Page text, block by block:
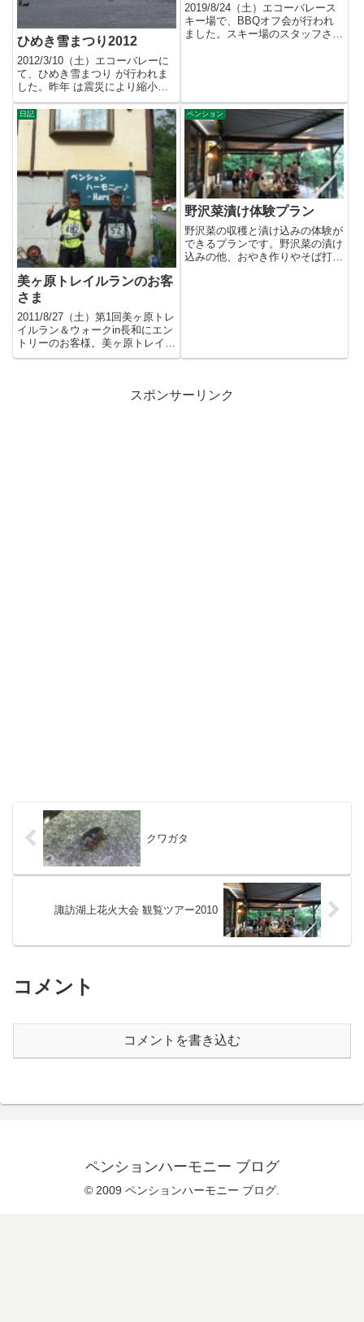
ひめき雪まつり2012
2012/3/10（土）エコーバレーに
て、ひめき雪まつり が行われま
した。昨年 は震災により縮小し
て行われましたが、今年...
2019/8/24（土）エコーバレース
キー場で、BBQオフ会が行われ
ました。スキー場のスタッフさん
日記
美ヶ原トレイルランのお客
さま
2011/8/27（土）第1回美ヶ原トレ
イルラン＆ウォークin長和にエン
トリーのお客様。美ヶ原トレイル
ラン＆ウォークin...
ペンション
野沢菜漬け体験プラン
野沢菜の収穫と漬け込みの体験が
できるプランです。野沢菜の漬け
込みの他、おやき作りやそば打ち
スポンサーリンク
クワガタ
諏訪湖上花火大会 観覧ツアー2010
コメント
コメントを書き込む
ペンションハーモニー ブログ
© 2009 ペンションハーモニー ブログ.